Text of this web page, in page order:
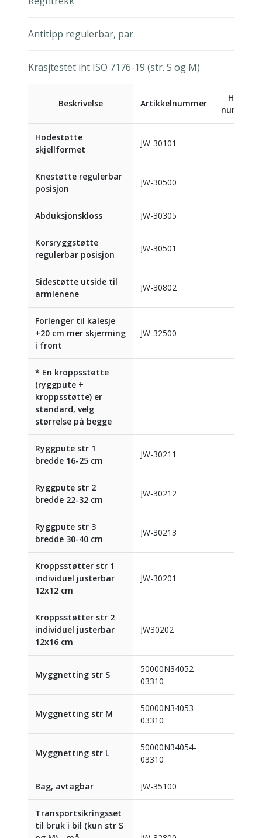
Antitipp regulerbar, par
Krasjtestet iht ISO 7176-19 (str. S og M)
Beskrivelse Artikkelnummer
HMS-
nummer
Hodestøtte
skjellformet
JW-30101
Knestøtte regulerbar
posisjon
JW-30500
Abduksjonskloss JW-30305
Korsryggstøtte
regulerbar posisjon
JW-30501
Sidestøtte utside til
armlenene
JW-30802
Forlenger til kalesje
+20 cm mer skjerming
i front
JW-32500
* En kroppsstøtte
(ryggpute +
kroppsstøtte) er
standard, velg
størrelse på begge
Ryggpute str 1
bredde 16-25 cm
JW-30211
Ryggpute str 2
bredde 22-32 cm
JW-30212
Ryggpute str 3
bredde 30-40 cm
JW-30213
Kroppsstøtter str 1
individuel justerbar
12x12 cm
JW-30201
Kroppsstøtter str 2
individuel justerbar
12x16 cm
JW30202
Myggnetting str S
50000N34052-
03310
Myggnetting str M
50000N34053-
03310
Myggnetting str L
50000N34054-
03310
Bag, avtagbar JW-35100
Transportsikringsset
til bruk i bil (kun str S